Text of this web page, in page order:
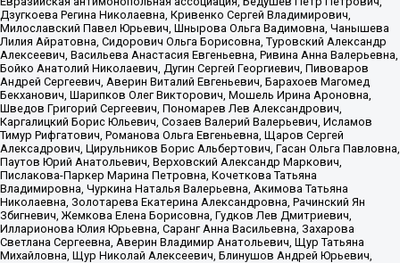
Дзугкоева Регина Николаевна, Кривенко Сергей Владимирович,
Милославский Павел Юрьевич, Шнырова Ольга Вадимовна, Чанышева
Лилия Айратовна, Сидорович Ольга Борисовна, Туровский Александр
Алексеевич, Васильева Анастасия Евгеньевна, Ривина Анна Валерьевна,
Бойко Анатолий Николаевич, Дугин Сергей Георгиевич, Пивоваров
Андрей Сергеевич, Аверин Виталий Евгеньевич, Барахоев Магомед
Бекханович, Шарипков Олег Викторович, Мошель Ирина Ароновна,
Шведов Григорий Сергеевич, Пономарев Лев Александрович,
Каргалицкий Борис Юльевич, Созаев Валерий Валерьевич, Исламов
Тимур Рифгатович, Романова Ольга Евгеньевна, Щаров Сергей
Алексадрович, Цирульников Борис Альбертович, Гасан Ольга Павловна,
Паутов Юрий Анатольевич, Верховский Александр Маркович,
Пислакова-Паркер Марина Петровна, Кочеткова Татьяна
Владимировна, Чуркина Наталья Валерьевна, Акимова Татьяна
Николаевна, Золотарева Екатерина Александровна, Рачинский Ян
Збигневич, Жемкова Елена Борисовна, Гудков Лев Дмитриевич,
Илларионова Юлия Юрьевна, Саранг Анна Васильевна, Захарова
Светлана Сергеевна, Аверин Владимир Анатольевич, Щур Татьяна
Михайловна, Щур Николай Алексеевич, Блинушов Андрей Юрьевич,